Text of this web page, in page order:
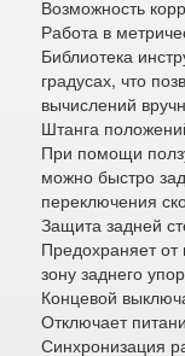
Возможность
Работа в
Библиотека
градусах, что
вычислений
Штанга
При помощи
можно быстро
переключения
Защита задней
Предохраняет от
зону заднего
Концевой
Отключает
Синхронизация